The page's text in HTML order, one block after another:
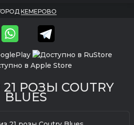
КЕМЕРОВО
РОЗЫ COUTRY
BLUES